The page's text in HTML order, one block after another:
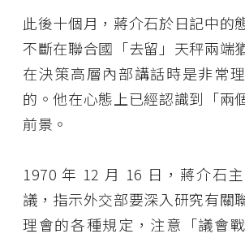
此後十個月，蔣介石於日記中的
不斷在聯合國「去留」天秤兩端
在決策高層內部講話時是非常
的。他在心態上已經認識到「兩
前景。
1970 年 12 月 16 日，蔣介石
議，指示外交部要深入研究有關
理會的各種規定，注意「議會